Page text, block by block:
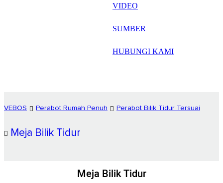
العربية
VIDEO
SUMBER
HUBUNGI KAMI
VEBOS Perabot Rumah Penuh Perabot Bilik Tidur Tersuai
Meja Bilik Tidur
Meja Bilik Tidur